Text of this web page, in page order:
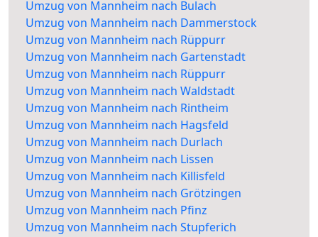
Umzug von Mannheim nach Bulach
Umzug von Mannheim nach Dammerstock
Umzug von Mannheim nach Rüppurr
Umzug von Mannheim nach Gartenstadt
Umzug von Mannheim nach Rüppurr
Umzug von Mannheim nach Waldstadt
Umzug von Mannheim nach Rintheim
Umzug von Mannheim nach Hagsfeld
Umzug von Mannheim nach Durlach
Umzug von Mannheim nach Lissen
Umzug von Mannheim nach Killisfeld
Umzug von Mannheim nach Grötzingen
Umzug von Mannheim nach Pfinz
Umzug von Mannheim nach Stupferich